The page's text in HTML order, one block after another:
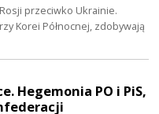
przeciwko Ukrainie.
Korei Północnej, zdobywają
Hegemonia PO i PiS,